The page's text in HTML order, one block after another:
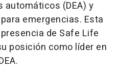
(DEA) y
emergencias. Esta
de Safe Life
posición como líder en